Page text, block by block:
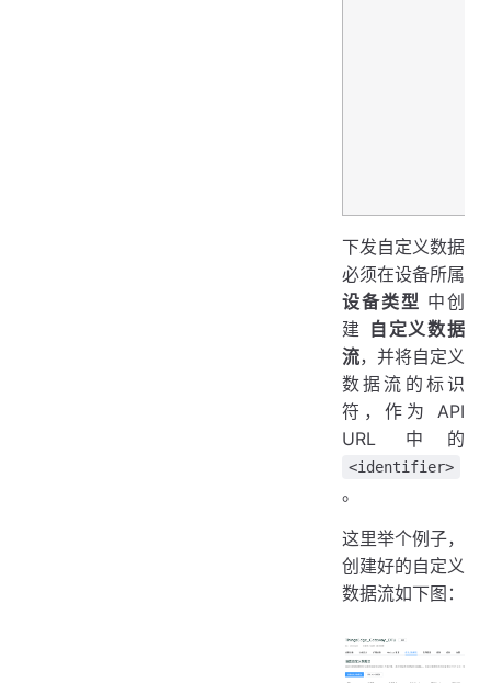
下发自定义数据
必须在设备所属
设备类型 中创
建 自定义数据
流，并将自定义
数据流的标识
符，作为 API
URL 中的
<identifier>
。
这里举个例子，
创建好的自定义
数据流如下图：